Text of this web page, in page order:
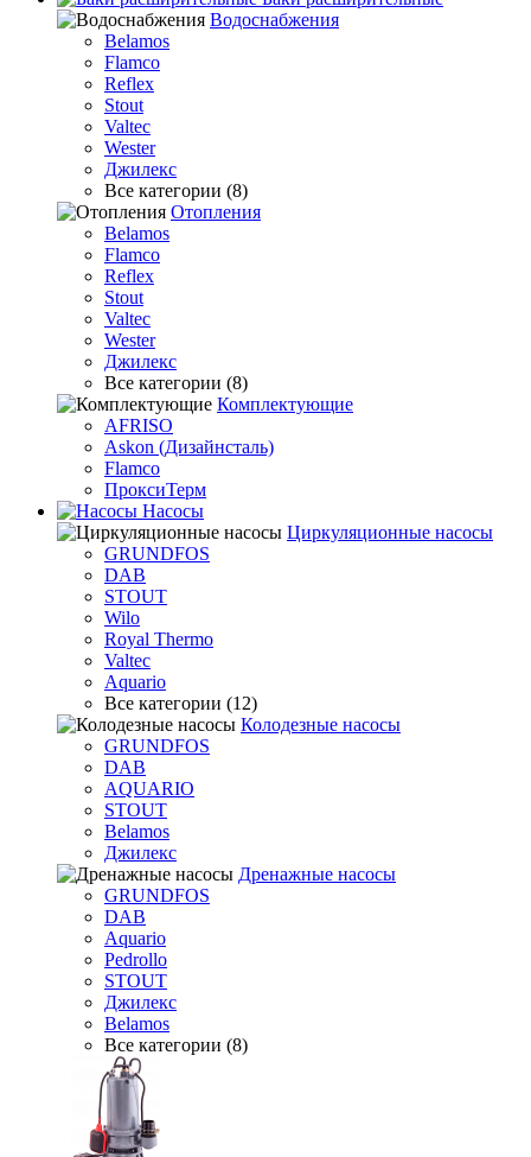
Водоснабжения
Belamos
Flamco
Reflex
Stout
Valtec
Wester
Джилекс
Все категории (8)
Отопления
Belamos
Flamco
Reflex
Stout
Valtec
Wester
Джилекс
Все категории (8)
Комплектующие
AFRISO
Askon (Дизайнсталь)
Flamco
ПроксиТерм
Насосы
Циркуляционные насосы
GRUNDFOS
DAB
STOUT
Wilo
Royal Thermo
Valtec
Aquario
Все категории (12)
Колодезные насосы
GRUNDFOS
DAB
AQUARIO
STOUT
Belamos
Джилекс
Дренажные насосы
GRUNDFOS
DAB
Aquario
Pedrollo
STOUT
Джилекс
Belamos
Все категории (8)